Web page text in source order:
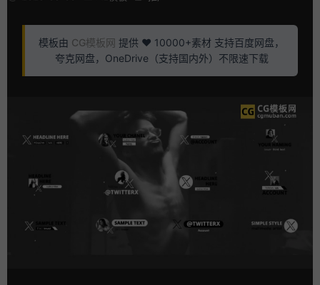
模板由 CG模板网 提供 ❤️ 10000+素材 支持百度网盘，
夸克网盘，OneDrive（支持国内外）不限速下载